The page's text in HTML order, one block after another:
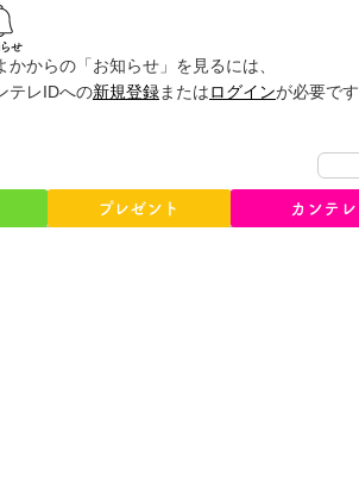
かからの「お知らせ」を見るには、
テレIDへの新規登録またはログインが必要です
プレゼント カンテレ